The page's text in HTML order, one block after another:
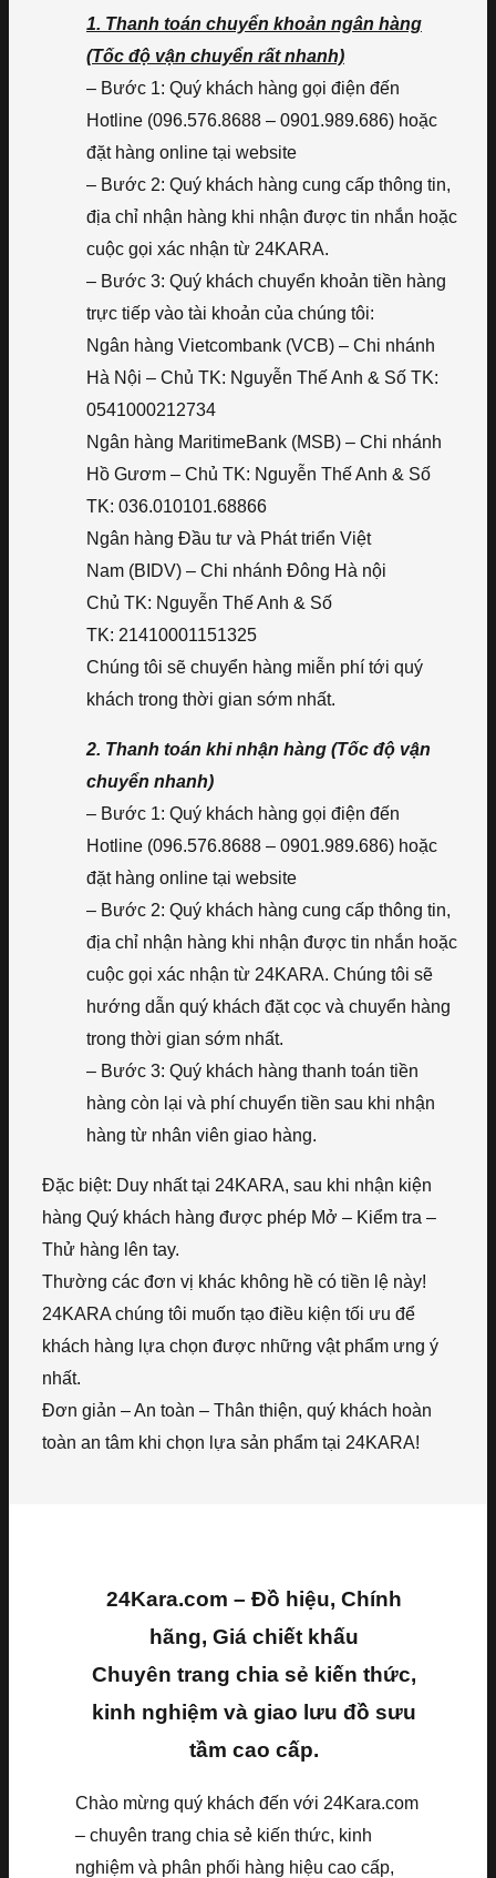
1. Thanh toán chuyển khoản ngân hàng
(Tốc độ vận chuyển rất nhanh)
– Bước 1: Quý khách hàng gọi điện đến
Hotline (096.576.8688 – 0901.989.686) hoặc
đặt hàng online tại website
– Bước 2: Quý khách hàng cung cấp thông tin,
địa chỉ nhận hàng khi nhận được tin nhắn hoặc
cuộc gọi xác nhận từ 24KARA.
– Bước 3: Quý khách chuyển khoản tiền hàng
trực tiếp vào tài khoản của chúng tôi:
Ngân hàng Vietcombank (VCB) – Chi nhánh
Hà Nội – Chủ TK: Nguyễn Thế Anh & Số TK:
0541000212734
Ngân hàng MaritimeBank (MSB) – Chi nhánh
Hồ Gươm – Chủ TK: Nguyễn Thế Anh & Số
TK: 036.010101.68866
Ngân hàng Đầu tư và Phát triển Việt
Nam (BIDV) – Chi nhánh Đông Hà nội
Chủ TK: Nguyễn Thế Anh & Số
TK: 21410001151325
Chúng tôi sẽ chuyển hàng miễn phí tới quý
khách trong thời gian sớm nhất.
2. Thanh toán khi nhận hàng (Tốc độ vận
chuyển nhanh)
– Bước 1: Quý khách hàng gọi điện đến
Hotline (096.576.8688 – 0901.989.686) hoặc
đặt hàng online tại website
– Bước 2: Quý khách hàng cung cấp thông tin,
địa chỉ nhận hàng khi nhận được tin nhắn hoặc
cuộc gọi xác nhận từ 24KARA. Chúng tôi sẽ
hướng dẫn quý khách đặt cọc và chuyển hàng
trong thời gian sớm nhất.
– Bước 3: Quý khách hàng thanh toán tiền
hàng còn lại và phí chuyển tiền sau khi nhận
hàng từ nhân viên giao hàng.
Đặc biệt: Duy nhất tại 24KARA, sau khi nhận kiện
hàng Quý khách hàng được phép Mở – Kiểm tra –
Thử hàng lên tay.
Thường các đơn vị khác không hề có tiền lệ này!
24KARA chúng tôi muốn tạo điều kiện tối ưu để
khách hàng lựa chọn được những vật phẩm ưng ý
nhất.
Đơn giản – An toàn – Thân thiện, quý khách hoàn
toàn an tâm khi chọn lựa sản phẩm tại 24KARA!
24Kara.com – Đồ hiệu, Chính
hãng, Giá chiết khấu
Chuyên trang chia sẻ kiến thức,
kinh nghiệm và giao lưu đồ sưu
tầm cao cấp.
Chào mừng quý khách đến với 24Kara.com
– chuyên trang chia sẻ kiến thức, kinh
nghiệm và phân phối hàng hiệu cao cấp,